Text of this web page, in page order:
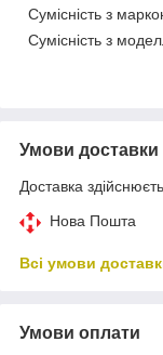
Сумісність з
Сумісність з
Умови доставки
Доставка
Нова Пошта
Всі умови
Умови оплати